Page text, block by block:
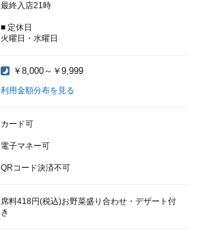
最終入店21時
■ 定休日
火曜日・水曜日
￥8,000～￥9,999
利用金額分布を見る
カード可
電子マネー可
QRコード決済不可
席料418円(税込)お野菜盛り合わせ・デザート付
き